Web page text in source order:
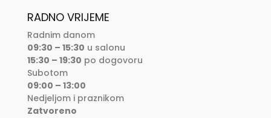
RADNO VRIJEME
Radnim danom
09:30 – 15:30 u salonu
15:30 – 19:30 po dogovoru
Subotom
09:00 – 13:00
Nedjeljom i praznikom
Zatvoreno